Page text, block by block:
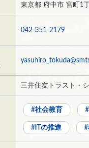
東京都 府中市 宮町1
042-351-2179
三井住友トラスト・
社会教育
ITの推進